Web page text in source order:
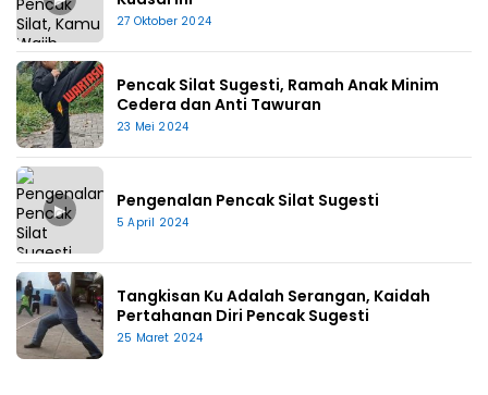
27 Oktober 2024
Pencak Silat Sugesti, Ramah Anak Minim
Cedera dan Anti Tawuran
23 Mei 2024
▶ Pengenalan Pencak Silat Sugesti
5 April 2024
Tangkisan Ku Adalah Serangan, Kaidah
Pertahanan Diri Pencak Sugesti
25 Maret 2024